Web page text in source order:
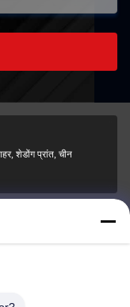
शेडोंग प्रांत, चीन